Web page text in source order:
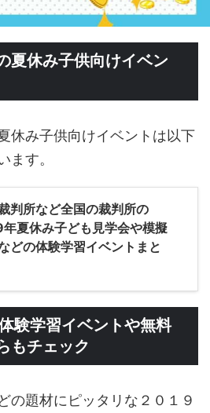
夏休み子供向けイベン
休み子供向けイベントは以下
ます。
判所など全国の裁判所の
夏休み子ども見学会や模擬
どの体験学習イベントまと
験学習イベントや無料
もチェック
の題材にピッタリな２０１９